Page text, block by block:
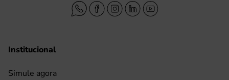
Institucional
Simule agora